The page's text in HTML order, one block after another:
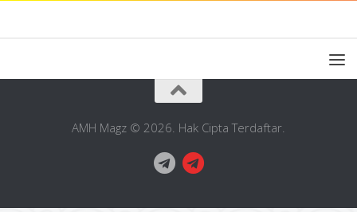
AMH Magz © 2026. Hak Cipta Terdaftar.